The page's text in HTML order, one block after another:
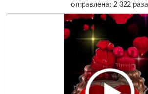
отправлена: 2 322 раза